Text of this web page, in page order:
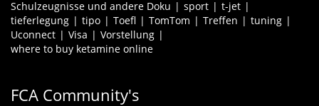
Schulzeugnisse und andere Doku
sport
t-jet
tieferlegung
tipo Toefl TomTom Treffen
tuning
Uconnect
Visa
Vorstellung
where to buy ketamine online
FCA Community's